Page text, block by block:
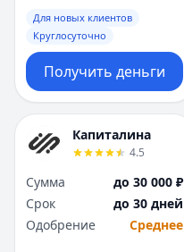
Для новых клиентов
Круглосуточно
Получить деньги
Капиталина
4.5
Сумма
до 30 000 ₽
Срок
до 30 дней
Одобрение
Среднее